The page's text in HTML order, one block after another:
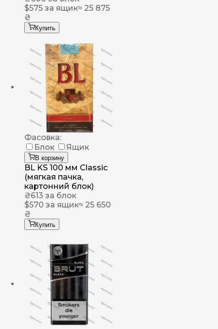
$575 за ящик≈ 25 875
₴
Купить
Фасовка:
Блок
Ящик
В корзину
BL KS 100 мм Classic
(мягкая пачка,
картонний блок)
₴613 за блок
$570 за ящик≈ 25 650
₴
Купить